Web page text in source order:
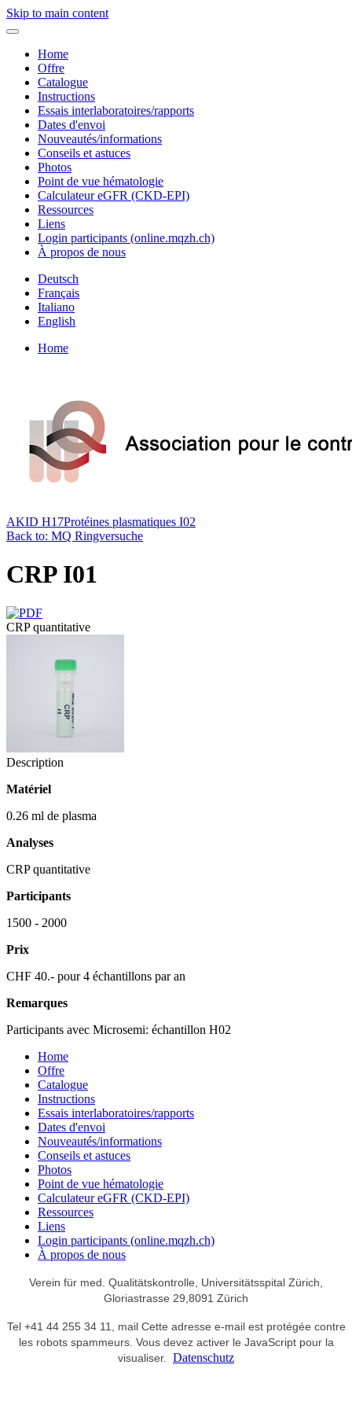
Skip to main content
Home
Offre
Catalogue
Instructions
Essais interlaboratoires/rapports
Dates d'envoi
Nouveautés/informations
Conseils et astuces
Photos
Point de vue hématologie
Calculateur eGFR (CKD-EPI)
Ressources
Liens
Login participants (online.mqzh.ch)
À propos de nous
Deutsch
Français
Italiano
English
Home
AKID H17Protéines plasmatiques I02
Back to: MQ Ringversuche
CRP I01
CRP quantitative
Description
Matériel
0.26 ml de plasma
Analyses
CRP quantitative
Participants
1500 - 2000
Prix
CHF 40.- pour 4 échantillons par an
Remarques
Participants avec Microsemi: échantillon H02
Home
Offre
Catalogue
Instructions
Essais interlaboratoires/rapports
Dates d'envoi
Nouveautés/informations
Conseils et astuces
Photos
Point de vue hématologie
Calculateur eGFR (CKD-EPI)
Ressources
Liens
Login participants (online.mqzh.ch)
À propos de nous
Verein für med. Qualitätskontrolle, Universitätsspital Zürich,
Gloriastrasse 29, 8091 Zürich
Tel +41 44 255 34 11, mail Cette adresse e-mail est protégée contre
les robots spammeurs. Vous devez activer le JavaScript pour la
visualiser.
Datenschutz